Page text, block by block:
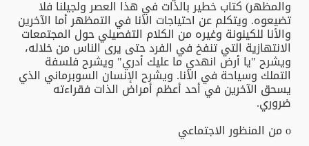
والمظهر) كتاب خطير بالذات في هذا العصر ولجيلنا فلا
تضيعوه. ويتكلم عن احتياجات الأنا في التمظهر أما الآخرين
والأنا للكينونة وغيره من الكلام التفصيلي حول المجتمعات
الانتهازية التي تنفخ في الفرد حتى يرى الناس من خلاله،
ويشرح "يا أرض انهدي ما عليك أدري" ويشرح فلسفة
التملك وسياحة في الأنا. ويشرح الإنسان السوبرماني الذي
يسحق الآخرين في أحد أعظم أمراض الذات فقراءته
ضروري.
o من المنظور الاجتماعي